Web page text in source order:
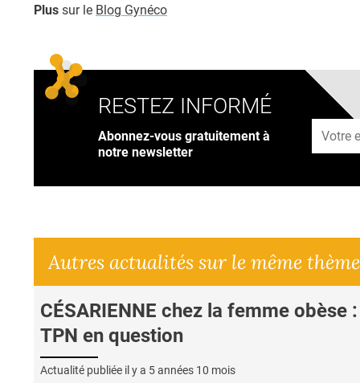
Plus sur le Blog Gynéco
RESTEZ INFORMÉ
Abonnez-vous gratuitement à
notre newsletter
Autres actualités sur le même thème
CÉSARIENNE chez la femme obèse
TPN en question
Actualité publiée il y a 5 années 10 mois